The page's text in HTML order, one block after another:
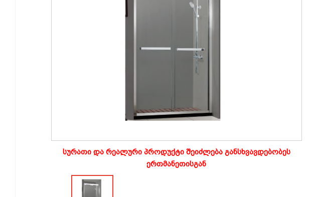
სურათი და რეალური პროდუქტი შეიძლება განსხვავდებობეს
ერთმანეთისგან